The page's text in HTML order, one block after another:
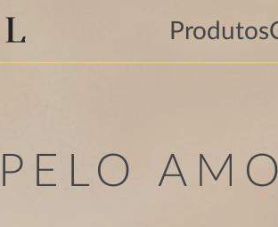
Produtos
PELO